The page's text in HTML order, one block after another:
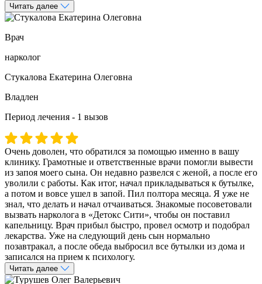
Читать далее
Врач
нарколог
Стукалова Екатерина Олеговна
Владлен
Период лечения - 1 вызов
Очень доволен, что обратился за помощью именно в вашу
клинику. Грамотные и ответственные врачи помогли вывести
из запоя моего сына. Он недавно развелся с женой, а после его
уволили с работы. Как итог, начал прикладываться к бутылке,
а потом и вовсе ушел в запой. Пил полтора месяца. Я уже не
знал, что делать и начал отчаиваться. Знакомые посоветовали
вызвать нарколога в «Детокс Сити», чтобы он поставил
капельницу. Врач прибыл быстро, провел осмотр и подобрал
лекарства. Уже на следующий день сын нормально
позавтракал, а после обеда выбросил все бутылки из дома и
записался на прием к психологу.
Читать далее